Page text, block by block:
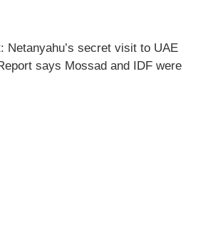
Netanyahu’s secret visit to UAE
says Mossad and IDF were